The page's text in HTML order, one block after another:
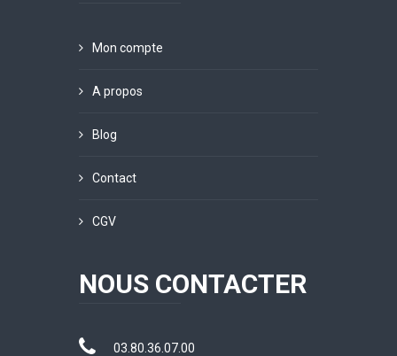
Mon compte
A propos
Blog
Contact
CGV
NOUS CONTACTER
03.80.36.07.00